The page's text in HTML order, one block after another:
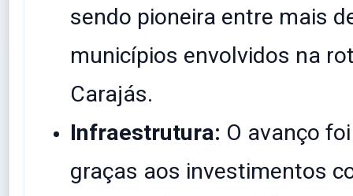
sendo pioneira entre mais
municípios envolvidos na
Carajás.
Infraestrutura: O avanço
graças aos investimentos